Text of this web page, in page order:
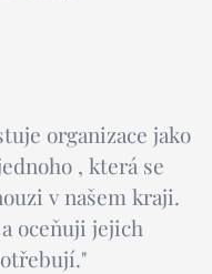
organizace jako
, která se
v našem kraji.
oceňuji jejich